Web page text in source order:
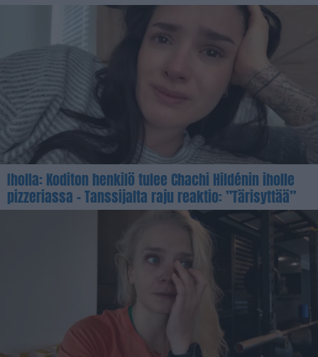
Iholla: Koditon henkilö tulee Chachi Hildénin iholle
pizzeriassa – Tanssijalta raju reaktio: ”Tärisyttää”